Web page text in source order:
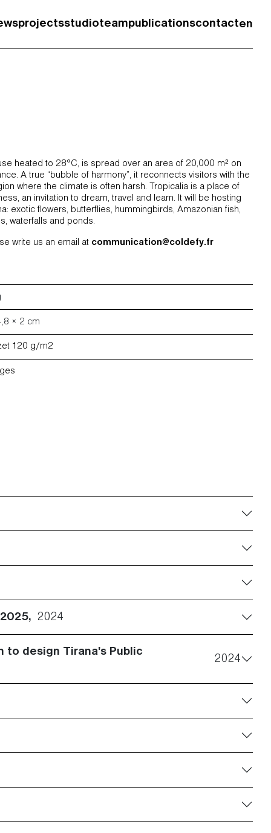
projectsstudioteampublicationscontacten
heated to 28°C, is spread over an area of ​​20,000 m² on
A true “bubble of harmony”, it reconnects visitors with the
where the climate is often harsh. Tropicalia is a place of
an invitation to dream, travel and learn. It will be hosting
exotic flowers, butterflies, hummingbirds, Amazonian fish,
waterfalls and ponds.
write us an email at communication@coldefy.fr
× 2 cm
120 g/m2
2024
to design Tirana's Public
2024